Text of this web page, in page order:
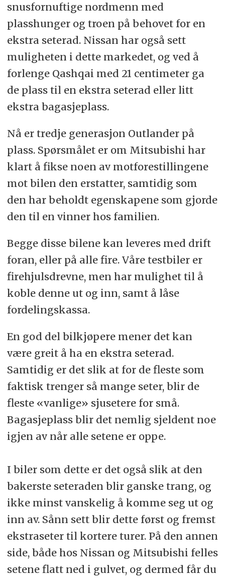
snusfornuftige nordmenn med
plasshunger og troen på behovet for en
ekstra seterad. Nissan har også sett
muligheten i dette markedet, og ved å
forlenge Qashqai med 21 centimeter ga
de plass til en ekstra seterad eller litt
ekstra bagasjeplass.
Nå er tredje generasjon Outlander på
plass. Spørsmålet er om Mitsubishi har
klart å fikse noen av motforestillingene
mot bilen den erstatter, samtidig som
den har beholdt egenskapene som gjorde
den til en vinner hos familien.
Begge disse bilene kan leveres med drift
foran, eller på alle fire. Våre testbiler er
firehjulsdrevne, men har mulighet til å
koble denne ut og inn, samt å låse
fordelingskassa.
En god del bilkjøpere mener det kan
være greit å ha en ekstra seterad.
Samtidig er det slik at for de fleste som
faktisk trenger så mange seter, blir de
fleste «vanlige» sjusetere for små.
Bagasjeplass blir det nemlig sjeldent noe
igjen av når alle setene er oppe.
I biler som dette er det også slik at den
bakerste seteraden blir ganske trang, og
ikke minst vanskelig å komme seg ut og
inn av. Sånn sett blir dette først og fremst
ekstraseter til kortere turer. På den annen
side, både hos Nissan og Mitsubishi felles
setene flatt ned i gulvet, og dermed får du